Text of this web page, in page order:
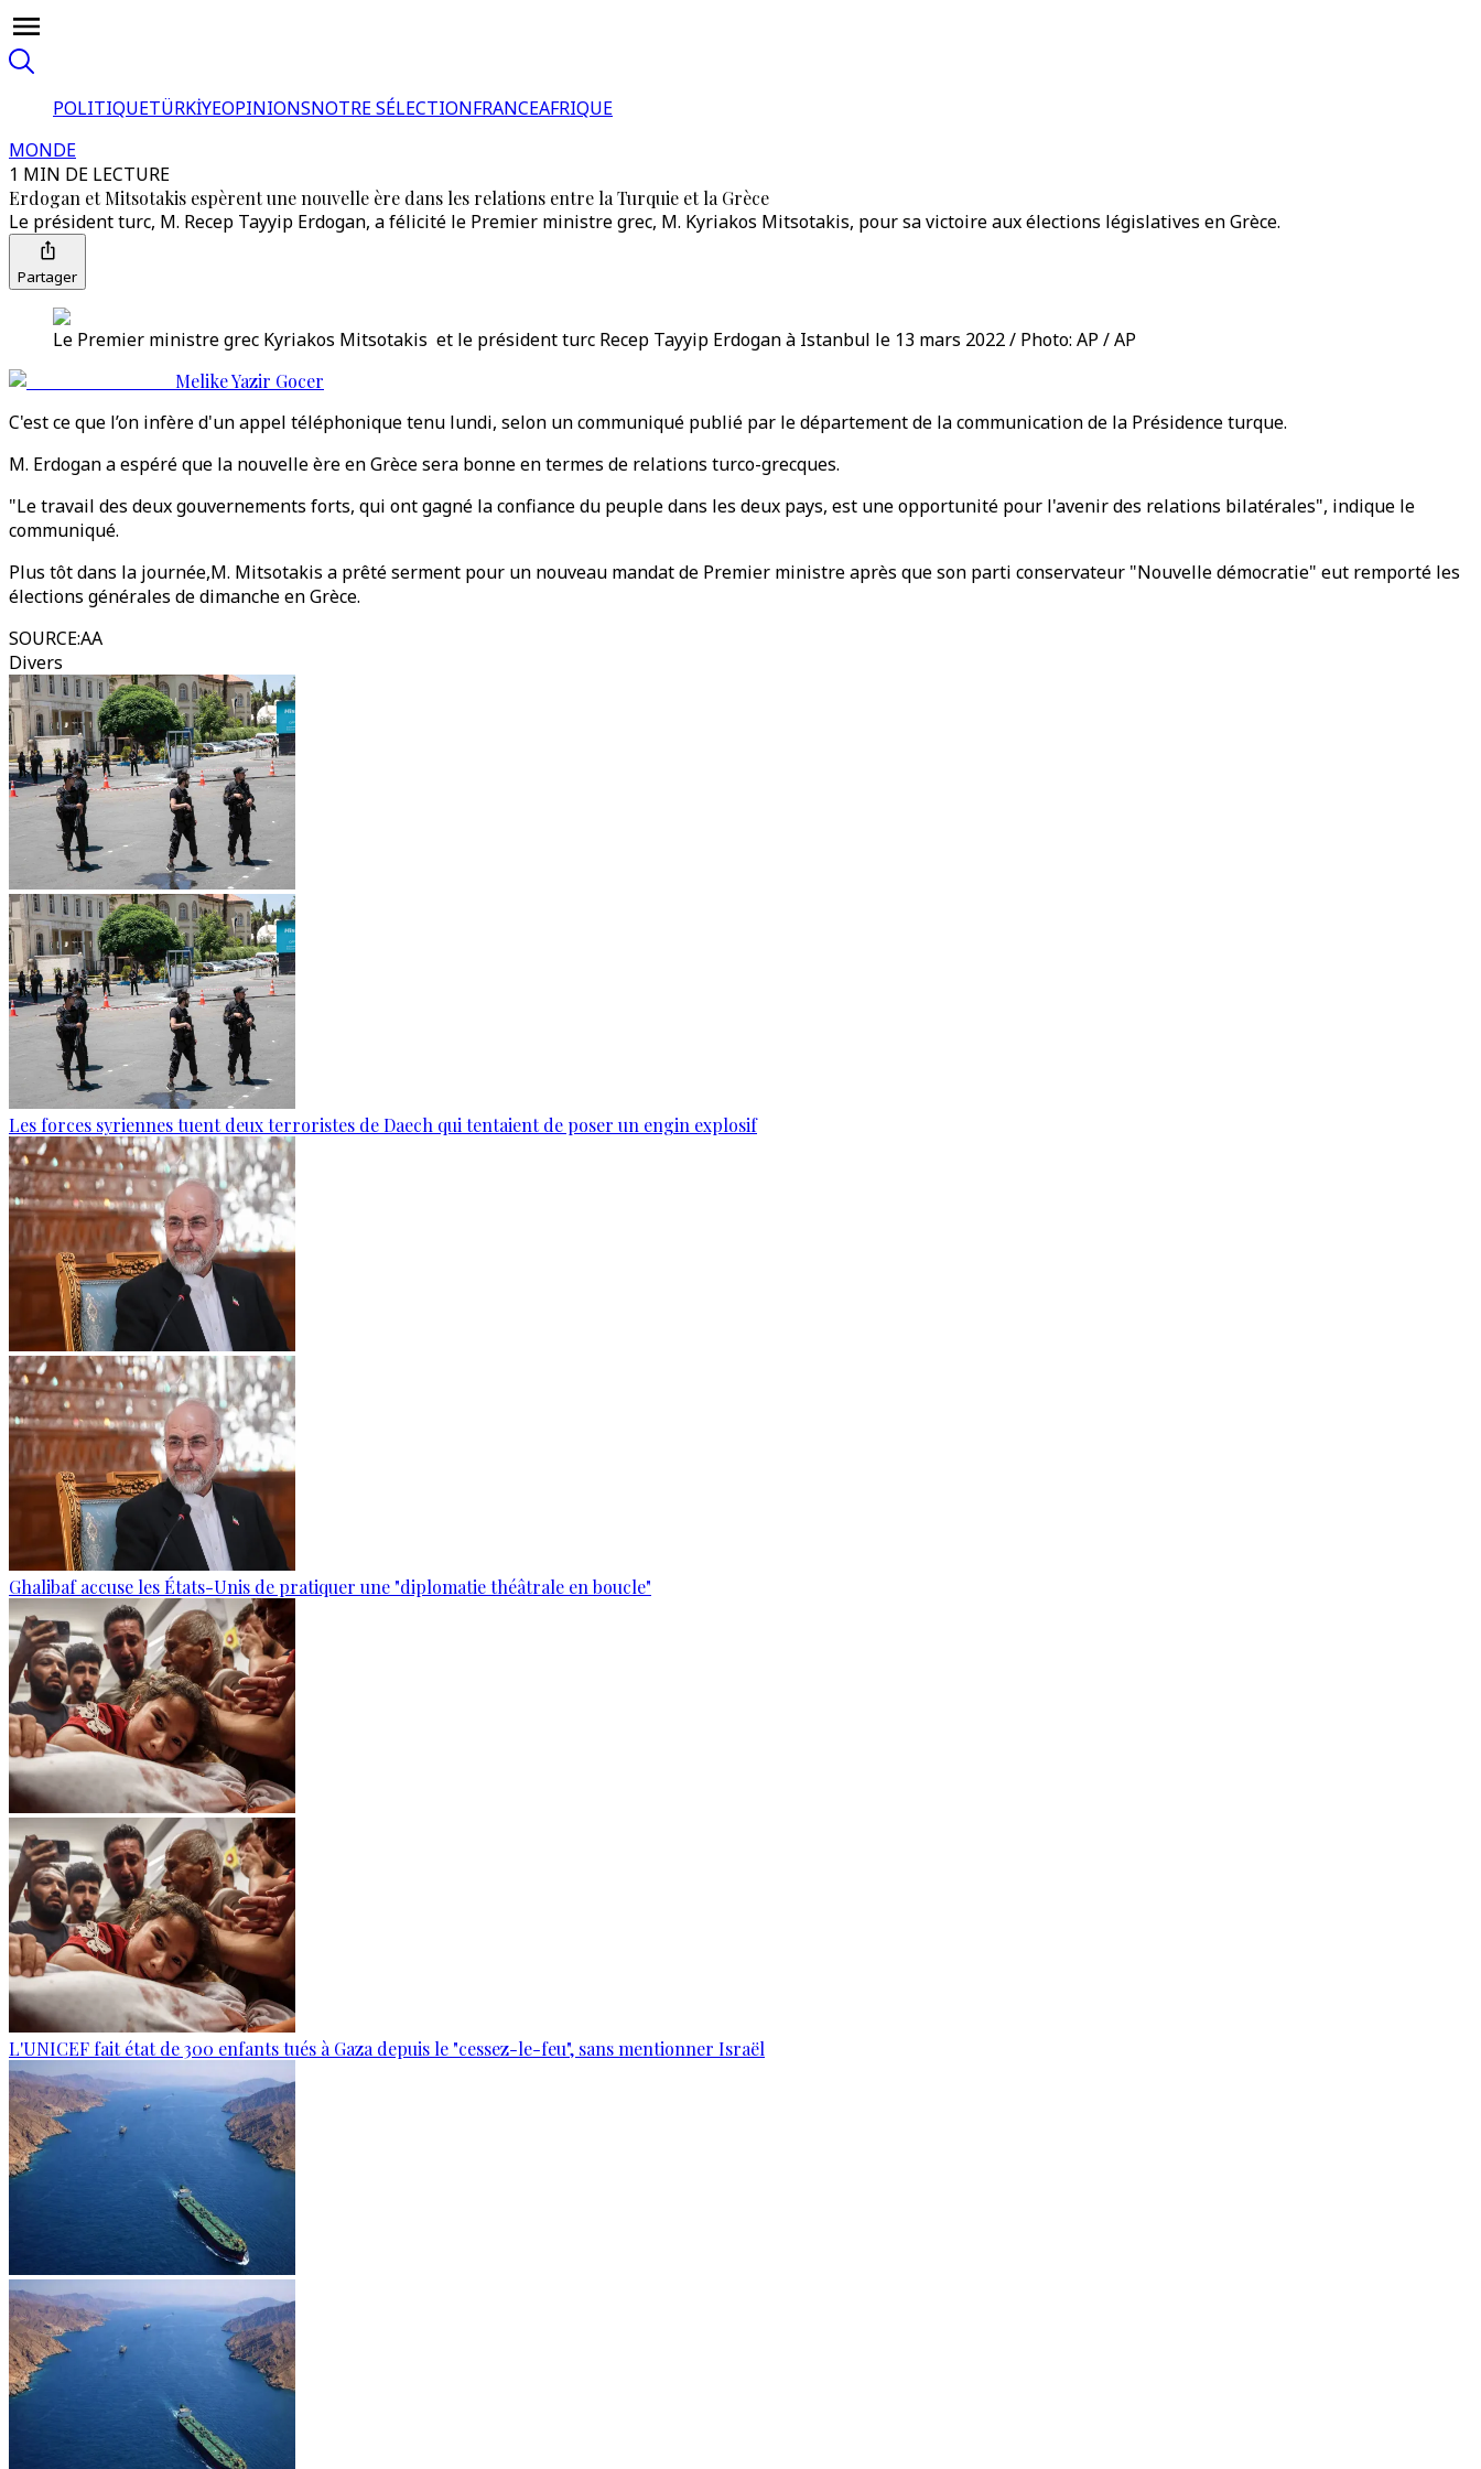
POLITIQUETÜRKİYEOPINIONSNOTRE SÉLECTIONFRANCEAFRIQUE
MONDE
1 MIN DE LECTURE
Erdogan et Mitsotakis espèrent une nouvelle ère dans les relations entre la Turquie et la Grèce
Le président turc, M. Recep Tayyip Erdogan, a félicité le Premier ministre grec, M. Kyriakos Mitsotakis, pour sa victoire aux élections législatives en Grèce.
Partager
Le Premier ministre grec Kyriakos Mitsotakis et le président turc Recep Tayyip Erdogan à Istanbul le 13 mars 2022 / Photo: AP / AP
Melike Yazir Gocer
C'est ce que l’on infère d'un appel téléphonique tenu lundi, selon un communiqué publié par le département de la communication de la Présidence turque.
M. Erdogan a espéré que la nouvelle ère en Grèce sera bonne en termes de relations turco-grecques.
"Le travail des deux gouvernements forts, qui ont gagné la confiance du peuple dans les deux pays, est une opportunité pour l'avenir des relations bilatérales", indique le
communiqué.
Plus tôt dans la journée,M. Mitsotakis a prêté serment pour un nouveau mandat de Premier ministre après que son parti conservateur "Nouvelle démocratie" eut remporté les
élections générales de dimanche en Grèce.
SOURCE:AA
Divers
Les forces syriennes tuent deux terroristes de Daech qui tentaient de poser un engin explosif
Ghalibaf accuse les États-Unis de pratiquer une "diplomatie théâtrale en boucle"
L'UNICEF fait état de 300 enfants tués à Gaza depuis le "cessez-le-feu", sans mentionner Israël